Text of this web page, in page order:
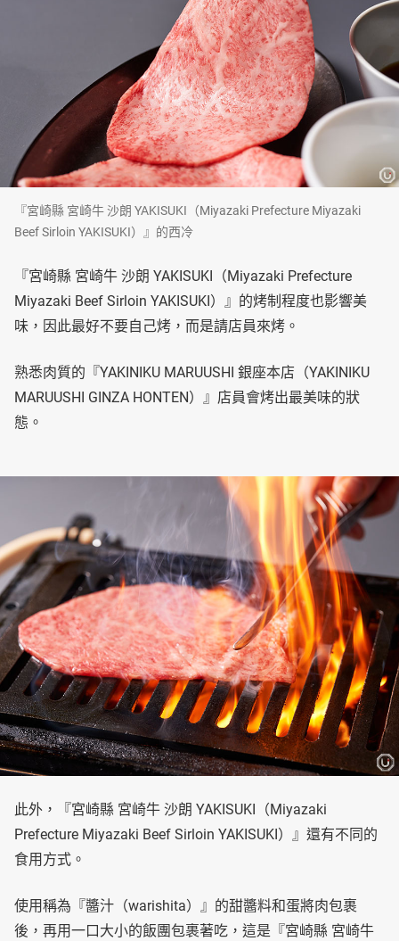
『宮崎縣 宮崎牛 沙朗 YAKISUKI（Miyazaki Prefecture Miyazaki
Beef Sirloin YAKISUKI）』的西冷
『宮崎縣 宮崎牛 沙朗 YAKISUKI（Miyazaki Prefecture
Miyazaki Beef Sirloin YAKISUKI）』的烤制程度也影響美
味，因此最好不要自己烤，而是請店員來烤。
熟悉肉質的『YAKINIKU MARUUSHI 銀座本店（YAKINIKU
MARUUSHI GINZA HONTEN）』店員會烤出最美味的狀
態。
此外，『宮崎縣 宮崎牛 沙朗 YAKISUKI（Miyazaki
Prefecture Miyazaki Beef Sirloin YAKISUKI）』還有不同的
食用方式。
使用稱為『醬汁（warishita）』的甜醬料和蛋將肉包裹
後，再用一口大小的飯團包裹著吃，這是『宮崎縣 宮崎牛